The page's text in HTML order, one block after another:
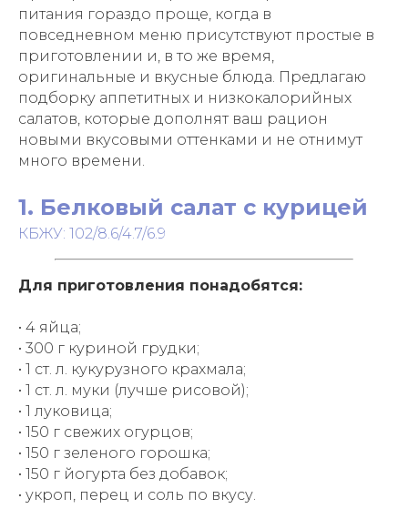
питания гораздо проще, когда в
повседневном меню присутствуют простые в
приготовлении и, в то же время,
оригинальные и вкусные блюда. Предлагаю
подборку аппетитных и низкокалорийных
салатов, которые дополнят ваш рацион
новыми вкусовыми оттенками и не отнимут
много времени.
1. Белковый салат с курицей
КБЖУ: 102/8.6/4.7/6.9
Для приготовления понадобятся:
• 4 яйца;
• 300 г куриной грудки;
• 1 ст. л. кукурузного крахмала;
• 1 ст. л. муки (лучше рисовой);
• 1 луковица;
• 150 г свежих огурцов;
• 150 г зеленого горошка;
• 150 г йогурта без добавок;
• укроп, перец и соль по вкусу.